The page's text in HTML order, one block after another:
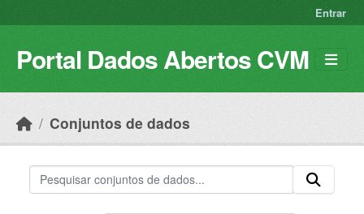
Entrar
Portal Dados Abertos CVM
Conjuntos de dados